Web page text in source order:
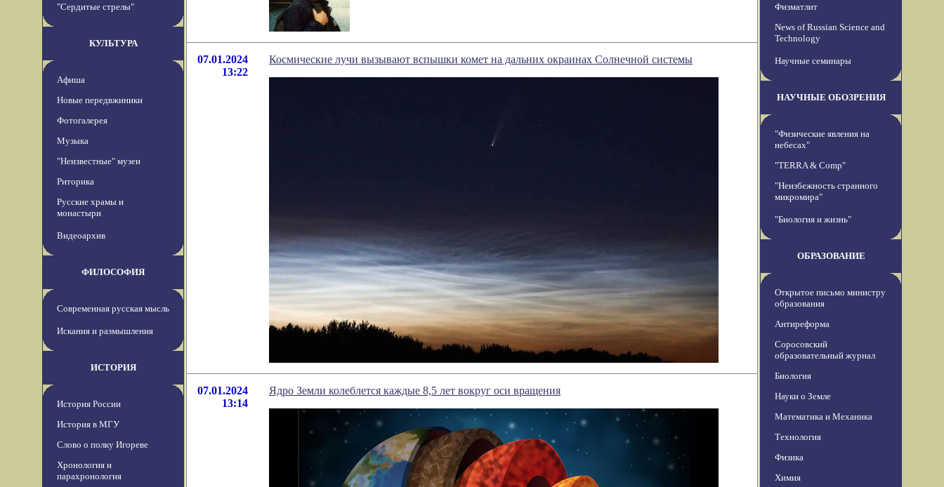
"Сердитые стрелы"
КУЛЬТУРА
Афиша
Новые передвжиники
Фотогалерея
Музыка
"Неизвестные" музеи
Риторика
Русские храмы и
монастыри
Видеоархив
ФИЛОСОФИЯ
Современная русская мысль
Искания и размышления
ИСТОРИЯ
История России
История в МГУ
Слово о полку Игореве
Хронология и
парахронология
07.01.2024
13:22
Космические лучи вызывают вспышки комет на дальних окраинах Солнечной системы
07.01.2024
13:14
Ядро Земли колеблется каждые 8,5 лет вокруг оси вращения
Физматлит
News of Russian Science and
Technology
Научные семинары
НАУЧНЫЕ ОБОЗРЕНИЯ
"Физические явления на
небесах"
"TERRA & Comp"
"Неизбежность странного
микромира"
"Биология и жизнь"
ОБРАЗОВАНИЕ
Открытое письмо министру
образования
Антиреформа
Соросовский
образовательный журнал
Биология
Науки о Земле
Математика и Механика
Технология
Физика
Химия